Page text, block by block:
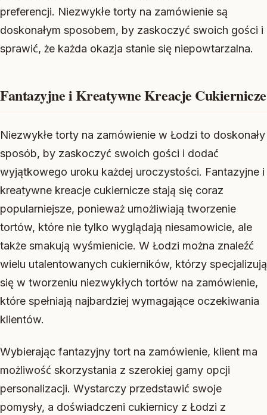
preferencji. Niezwykłe torty na zamówienie są
doskonałym sposobem, by zaskoczyć swoich gości i
sprawić, że każda okazja stanie się niepowtarzalna.
Fantazyjne i Kreatywne Kreacje Cukiernicze
Niezwykłe torty na zamówienie w Łodzi to doskonały
sposób, by zaskoczyć swoich gości i dodać
wyjątkowego uroku każdej uroczystości. Fantazyjne i
kreatywne kreacje cukiernicze stają się coraz
popularniejsze, ponieważ umożliwiają tworzenie
tortów, które nie tylko wyglądają niesamowicie, ale
także smakują wyśmienicie. W Łodzi można znaleźć
wielu utalentowanych cukierników, którzy specjalizują
się w tworzeniu niezwykłych tortów na zamówienie,
które spełniają najbardziej wymagające oczekiwania
klientów.
Wybierając fantazyjny tort na zamówienie, klient ma
możliwość skorzystania z szerokiej gamy opcji
personalizacji. Wystarczy przedstawić swoje
pomysły, a doświadczeni cukiernicy z Łodzi z